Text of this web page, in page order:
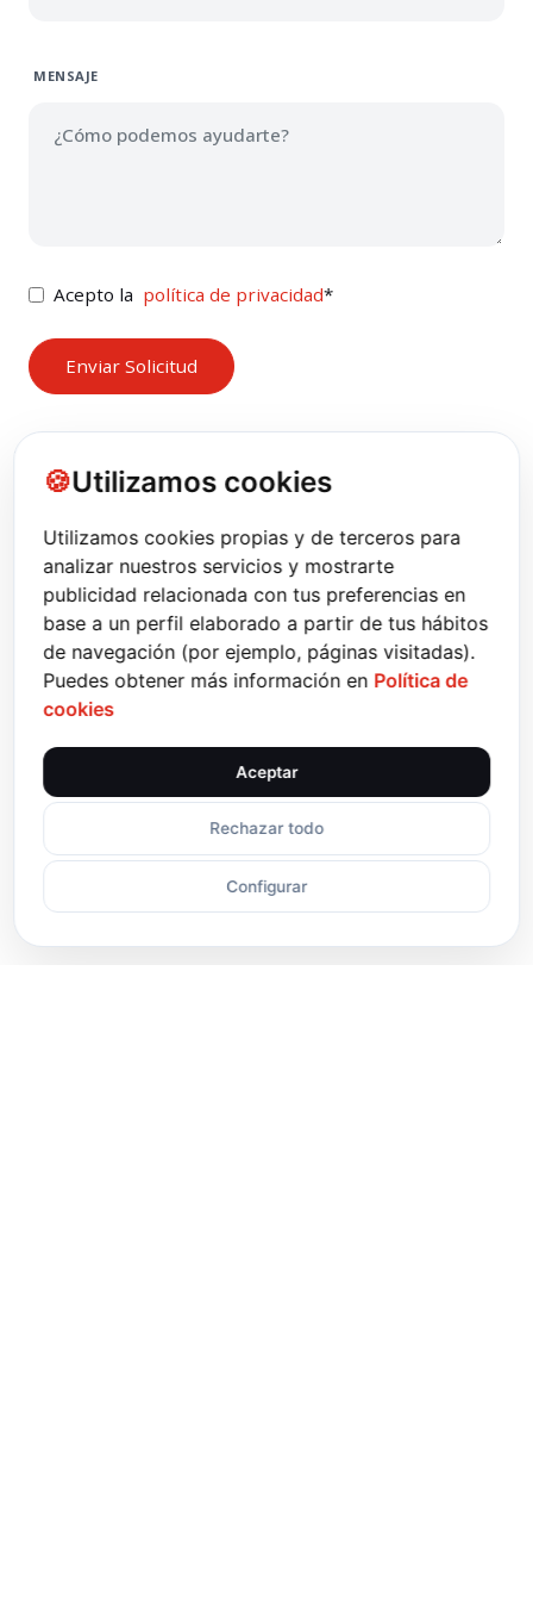
Utilizamos cookies
Utilizamos cookies propias y de terceros para
analizar nuestros servicios y mostrarte
publicidad relacionada con tus preferencias en
base a un perfil elaborado a partir de tus hábitos
de navegación (por ejemplo, páginas visitadas).
Puedes obtener más información en Política de
cookies
Aceptar
Rechazar todo
Configurar
MENSAJE
Acepto la política de privacidad*
SOPORTE TÉCNICO
Disponible 24/7 .
Contactar
EQUIPO DE VENTAS
Lun - Vie, 8am - 6pm EST.